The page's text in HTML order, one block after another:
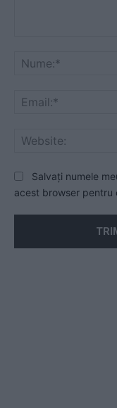
Salvați numele
acest browser pentru